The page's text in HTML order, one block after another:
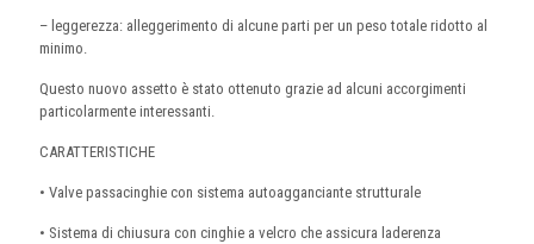
– leggerezza: alleggerimento di alcune parti per un peso totale ridotto al
minimo.
Questo nuovo assetto è stato ottenuto grazie ad alcuni accorgimenti
particolarmente interessanti.
CARATTERISTICHE
• Valve passacinghie con sistema autoagganciante strutturale
• Sistema di chiusura con cinghie a velcro che assicura laderenza